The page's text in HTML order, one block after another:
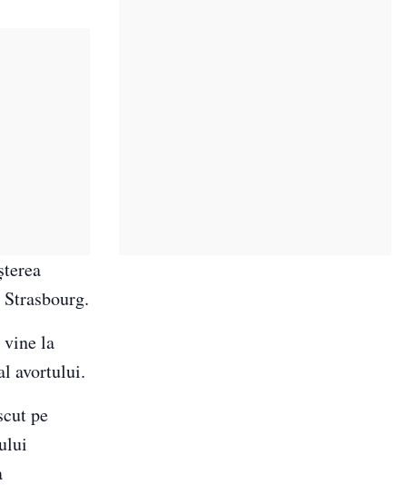
vine la
avortului.
pe